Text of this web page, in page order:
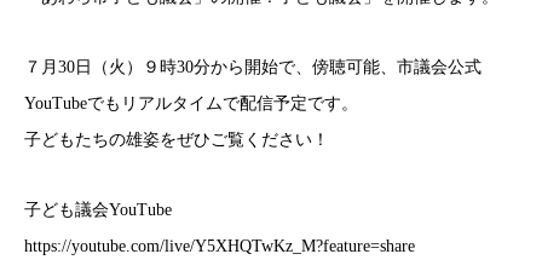
７月30日（火）９時30分から開始で、傍聴可能、市議会公式
YouTubeでもリアルタイムで配信予定です。
子どもたちの雄姿をぜひご覧ください！
子ども議会YouTube
https://youtube.com/live/Y5XHQTwKz_M?feature=share